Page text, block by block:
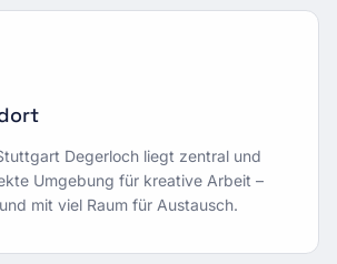
Degerloch liegt zentral und
Umgebung für kreative Arbeit –
mit viel Raum für Austausch.